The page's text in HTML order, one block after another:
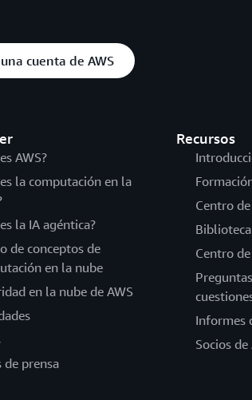
cuenta de AWS
AWS?
la computación en la
la IA agéntica?
de conceptos de
en la nube
en la nube de AWS
de prensa
Recursos
Centro
Centro
Informes
Socios de